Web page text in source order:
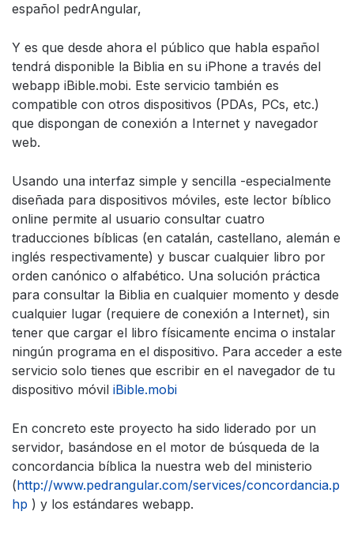
español pedrAngular,
Y es que desde ahora el público que habla español
tendrá disponible la Biblia en su iPhone a través del
webapp iBible.mobi. Este servicio también es
compatible con otros dispositivos (PDAs, PCs, etc.)
que dispongan de conexión a Internet y navegador
web.
Usando una interfaz simple y sencilla -especialmente
diseñada para dispositivos móviles, este lector bíblico
online permite al usuario consultar cuatro
traducciones bíblicas (en catalán, castellano, alemán e
inglés respectivamente) y buscar cualquier libro por
orden canónico o alfabético. Una solución práctica
para consultar la Biblia en cualquier momento y desde
cualquier lugar (requiere de conexión a Internet), sin
tener que cargar el libro físicamente encima o instalar
ningún programa en el dispositivo. Para acceder a este
servicio solo tienes que escribir en el navegador de tu
dispositivo móvil iBible.mobi
En concreto este proyecto ha sido liderado por un
servidor, basándose en el motor de búsqueda de la
concordancia bíblica la nuestra web del ministerio
(http://www.pedrangular.com/services/concordancia.p
hp ) y los estándares webapp.